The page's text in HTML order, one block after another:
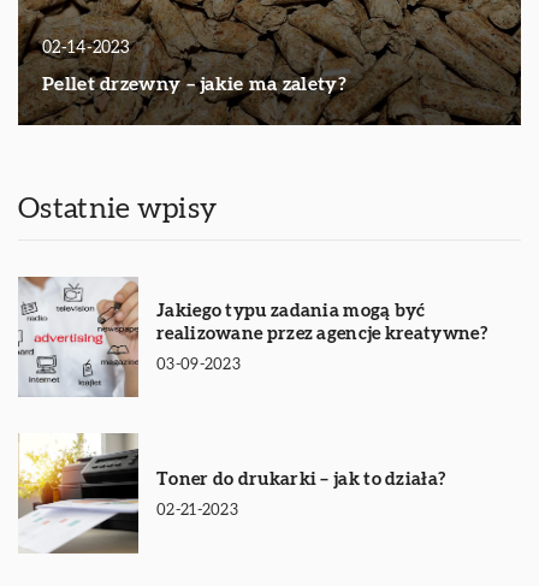
02-14-2023
Pellet drzewny – jakie ma zalety?
Ostatnie wpisy
Jakiego typu zadania mogą być
realizowane przez agencje kreatywne?
03-09-2023
Toner do drukarki – jak to działa?
02-21-2023